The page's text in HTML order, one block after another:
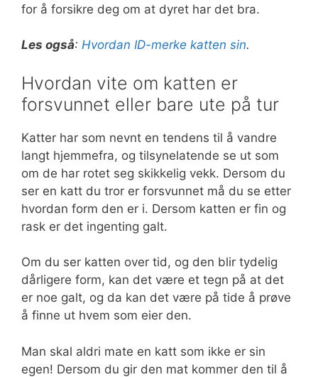
for å forsikre deg om at dyret har det bra.
Les også: Hvordan ID-merke katten sin.
Hvordan vite om katten er
forsvunnet eller bare ute på tur
Katter har som nevnt en tendens til å vandre
langt hjemmefra, og tilsynelatende se ut som
om de har rotet seg skikkelig vekk. Dersom du
ser en katt du tror er forsvunnet må du se etter
hvordan form den er i. Dersom katten er fin og
rask er det ingenting galt.
Om du ser katten over tid, og den blir tydelig
dårligere form, kan det være et tegn på at det
er noe galt, og da kan det være på tide å prøve
å finne ut hvem som eier den.
Man skal aldri mate en katt som ikke er sin
egen! Dersom du gir den mat kommer den til å